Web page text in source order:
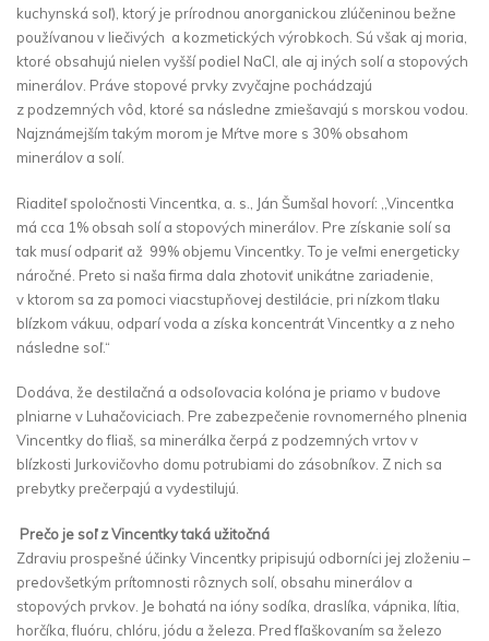
kuchynská soľ), ktorý je prírodnou anorganickou zlúčeninou bežne
používanou v liečivých a kozmetických výrobkoch. Sú však aj moria,
ktoré obsahujú nielen vyšší podiel NaCl, ale aj iných solí a stopových
minerálov. Práve stopové prvky zvyčajne pochádzajú
z podzemných vôd, ktoré sa následne zmiešavajú s morskou vodou.
Najznámejším takým morom je Mŕtve more s 30% obsahom
minerálov a solí.
Riaditeľ spoločnosti Vincentka, a. s., Ján Šumšal hovorí: ,,Vincentka
má cca 1% obsah solí a stopových minerálov. Pre získanie solí sa
tak musí odpariť až 99% objemu Vincentky. To je veľmi energeticky
náročné. Preto si naša firma dala zhotoviť unikátne zariadenie,
v ktorom sa za pomoci viacstupňovej destilácie, pri nízkom tlaku
blízkom vákuu, odparí voda a získa koncentrát Vincentky a z neho
následne soľ.“
Dodáva, že destilačná a odsoľovacia kolóna je priamo v budove
plniarne v Luhačoviciach. Pre zabezpečenie rovnomerného plnenia
Vincentky do fliaš, sa minerálka čerpá z podzemných vrtov v
blízkosti Jurkovičovho domu potrubiami do zásobníkov. Z nich sa
prebytky prečerpajú a vydestilujú.
Prečo je soľ z Vincentky taká užitočná
Zdraviu prospešné účinky Vincentky pripisujú odborníci jej zloženiu –
predovšetkým prítomnosti rôznych solí, obsahu minerálov a
stopových prvkov. Je bohatá na ióny sodíka, draslíka, vápnika, lítia,
horčíka, fluóru, chlóru, jódu a železa. Pred fľaškovaním sa železo